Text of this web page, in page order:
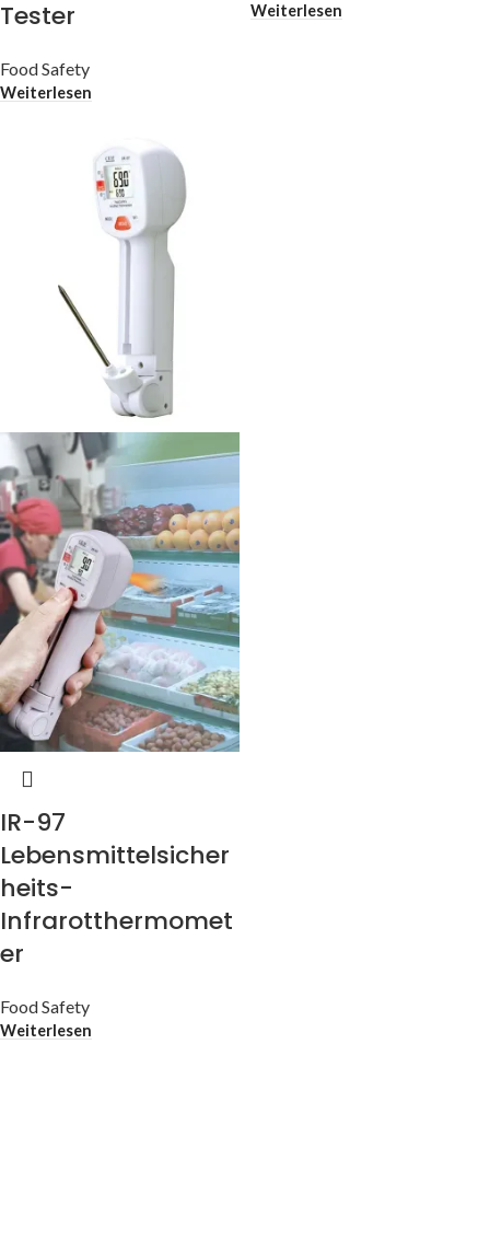
Tester
Food Safety
Weiterlesen
Weiterlesen
IR-97
Lebensmittelsicher
heits-
Infrarotthermomet
er
Food Safety
Weiterlesen